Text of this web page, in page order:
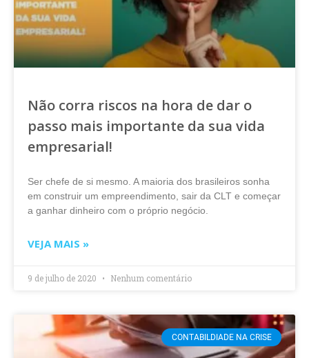
Não corra riscos na hora de dar o
passo mais importante da sua vida
empresarial!
Ser chefe de si mesmo. A maioria dos brasileiros sonha
em construir um empreendimento, sair da CLT e começar
a ganhar dinheiro com o próprio negócio.
VEJA MAIS »
9 de julho de 2020 Nenhum comentário
CONTABILDIADE NA CRISE